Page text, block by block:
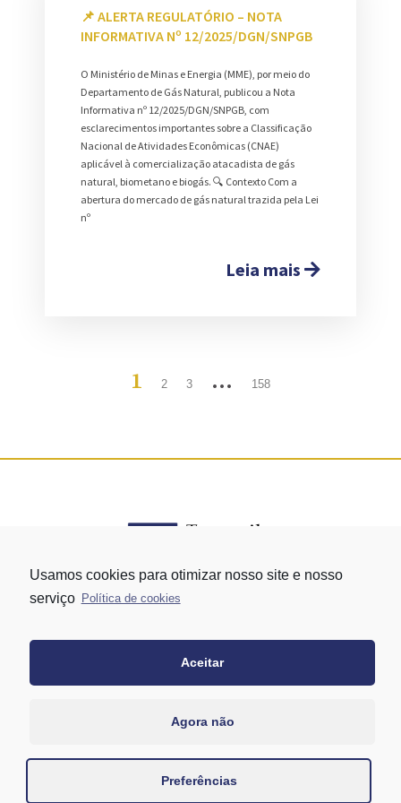
📌 ALERTA REGULATÓRIO – NOTA
INFORMATIVA Nº 12/2025/DGN/SNPGB
O Ministério de Minas e Energia (MME), por meio do
Departamento de Gás Natural, publicou a Nota
Informativa nº 12/2025/DGN/SNPGB, com
esclarecimentos importantes sobre a Classificação
Nacional de Atividades Econômicas (CNAE)
aplicável à comercialização atacadista de gás
natural, biometano e biogás. 🔍 Contexto Com a
abertura do mercado de gás natural trazida pela Lei
nº
Leia mais
1 2 3 … 158
+55 11 95058-7769 (Whatsapp)
Usamos cookies para otimizar nosso site e nosso
serviço Política de cookies
Aceitar
Agora não
Preferências